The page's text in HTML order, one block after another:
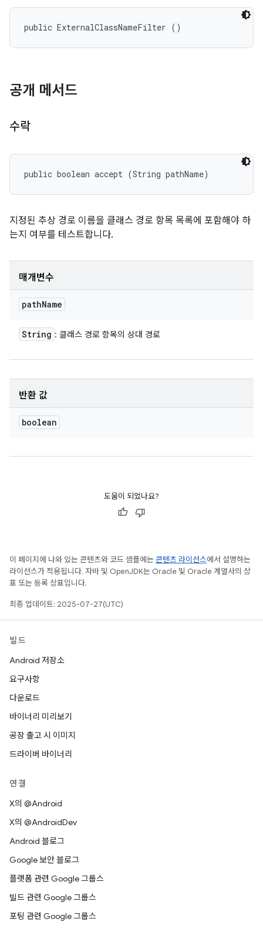
public ExternalClassNameFilter ()
공개 메서드
수락
public boolean accept (String pathName)
지정된 추상 경로 이름을 클래스 경로 항목 목록에 포함해야 하
는지 여부를 테스트합니다.
매개변수
pathName
String : 클래스 경로 항목의 상대 경로
반환 값
boolean
도움이 되었나요?
이 페이지에 나와 있는 콘텐츠와 코드 샘플에는 콘텐츠 라이선스에서 설명하는
라이선스가 적용됩니다. 자바 및 OpenJDK는 Oracle 및 Oracle 계열사의 상
표 또는 등록 상표입니다.
최종 업데이트: 2025-07-27(UTC)
빌드
Android 저장소
요구사항
다운로드
바이너리 미리보기
공장 출고 시 이미지
드라이버 바이너리
연결
X의 @Android
X의 @AndroidDev
Android 블로그
Google 보안 블로그
플랫폼 관련 Google 그룹스
빌드 관련 Google 그룹스
포팅 관련 Google 그룹스